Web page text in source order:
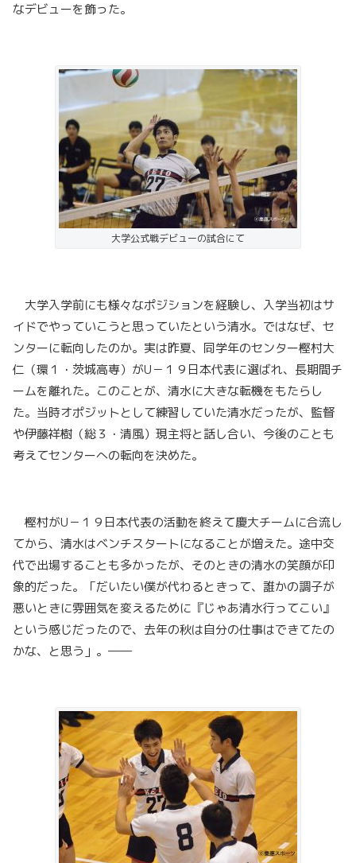
なデビューを飾った。
大学公式戦デビューの試合にて
大学入学前にも様々なポジションを経験し、入学当初はサ
イドでやっていこうと思っていたという清水。ではなぜ、セ
ンターに転向したのか。実は昨夏、同学年のセンター樫村大
仁（環１・茨城高専）がU－１９日本代表に選ばれ、長期間チ
ームを離れた。このことが、清水に大きな転機をもたらし
た。当時オポジットとして練習していた清水だったが、監督
や伊藤祥樹（総３・清風）現主将と話し合い、今後のことも
考えてセンターへの転向を決めた。
樫村がU－１９日本代表の活動を終えて慶大チームに合流し
てから、清水はベンチスタートになることが増えた。途中交
代で出場することも多かったが、そのときの清水の笑顔が印
象的だった。「だいたい僕が代わるときって、誰かの調子が
悪いときに雰囲気を変えるために『じゃあ清水行ってこい』
という感じだったので、去年の秋は自分の仕事はできてたの
かな、と思う」。――